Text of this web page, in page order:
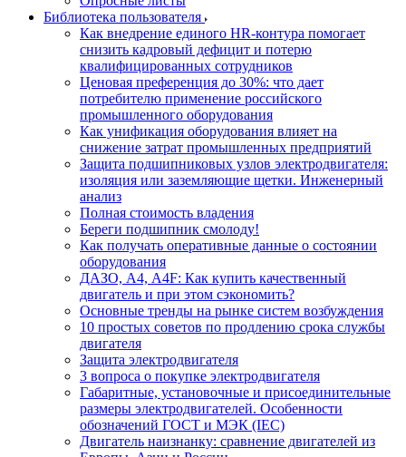
Библиотека пользователя
Как внедрение единого HR-контура помогает
снизить кадровый дефицит и потерю
квалифицированных сотрудников
Ценовая преференция до 30%: что дает
потребителю применение российского
промышленного оборудования
Как унификация оборудования влияет на
снижение затрат промышленных предприятий
Защита подшипниковых узлов электродвигателя:
изоляция или заземляющие щетки. Инженерный
анализ
Полная стоимость владения
Береги подшипник смолоду!
Как получать оперативные данные о состоянии
оборудования
ДАЗО, А4, А4F: Как купить качественный
двигатель и при этом сэкономить?
Основные тренды на рынке систем возбуждения
10 простых советов по продлению срока службы
двигателя
Защита электродвигателя
3 вопроса о покупке электродвигателя
Габаритные, установочные и присоединительные
размеры электродвигателей. Особенности
обозначений ГОСТ и МЭК (IEC)
Двигатель наизнанку: сравнение двигателей из